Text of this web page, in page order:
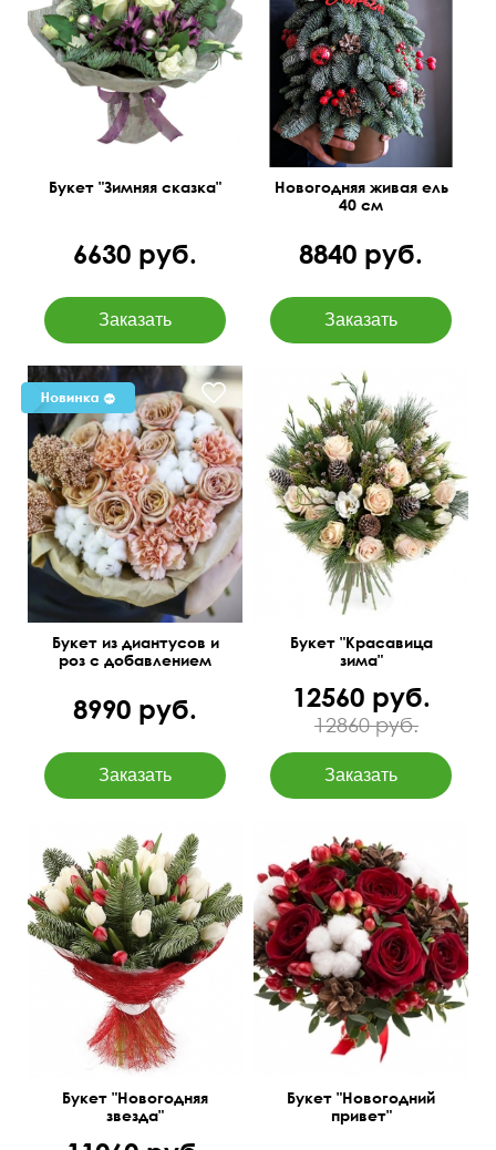
Розы, альстромерии,
нобилис, шарики
Букет "Зимняя сказка"
6630 руб.
С декором
Новогодняя живая ель
40 см
8840 руб.
Букет из диантусов и
роз с добавлением
8990 руб.
Зимний букет из елочек
(нобилиса), роз, эустомы,
а также экзотических
цветов.
50 см
40 см
Букет "Красавица
зима"
12560 руб.
12860 руб.
Не знаете как удивить
близкого человека на
Новый Год? Мы дадим
такую возможность =).
Букет "Новогодняя
звезда" - удивительное
сочетание тюльпанов и
веток (Нобилис)!
45 см
40 см
Букет "Новогодняя
звезда"
Небольшой новогодний
букет с гиперикумом,
розами и хлопком.
50 см
40 см
Букет "Новогодний
привет"